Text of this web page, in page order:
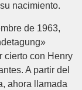
nacimiento.
de 1963,
cierto con Henry
A partir del
ahora llamada